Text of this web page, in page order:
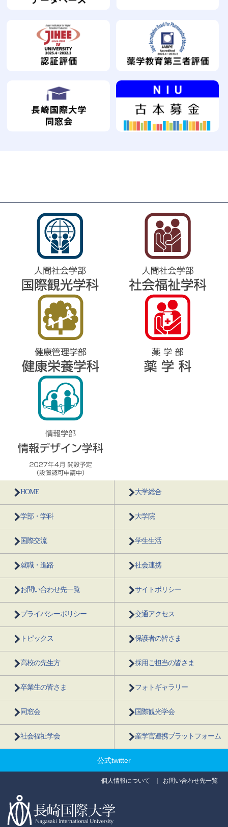
HOME 大学総合
学部・学科 大学院
国際交流 学生生活
就職・進路 社会連携
お問い合わせ先一覧 サイトポリシー
プライバシーポリシー 交通アクセス
トピックス 保護者の皆さま
高校の先生方 採用ご担当の皆さま
卒業生の皆さま フォトギャラリー
同窓会 国際観光学会
社会福祉学会 産学官連携プラットフォーム
公式twitter
個人情報について お問い合わせ先一覧